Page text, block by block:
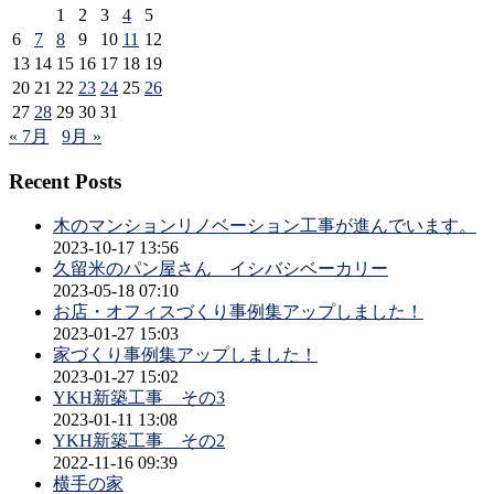
1
2 3 4
5
6
7 8 9 10 11 12
13 14 15 16 17 18 19
20 21 22 23 24 25 26
27 28 29 30 31
« 7月
9月 »
Recent Posts
木のマンションリノベーション工事が進んでいます。
2023-10-17 13:56
久留米のパン屋さん イシバシベーカリー
2023-05-18 07:10
お店・オフィスづくり事例集アップしました！
2023-01-27 15:03
家づくり事例集アップしました！
2023-01-27 15:02
YKH新築工事 その3
2023-01-11 13:08
YKH新築工事 その2
2022-11-16 09:39
横手の家